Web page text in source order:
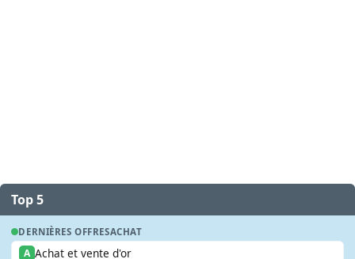
Top 5
DERNIÈRES OFFRESACHAT
A Achat et vente d'or